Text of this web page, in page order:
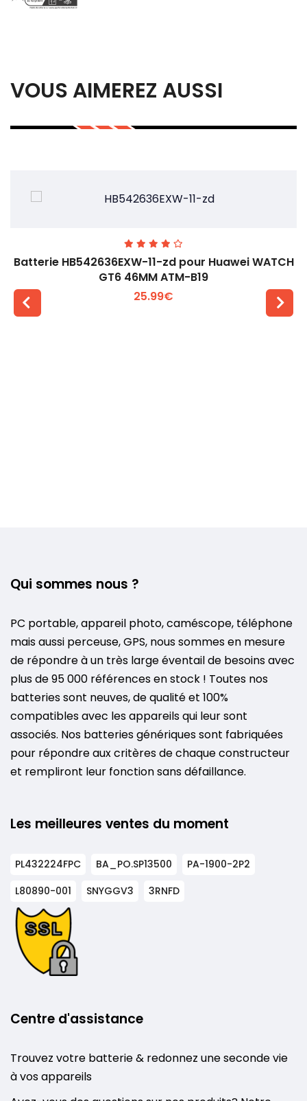
VOUS AIMEREZ AUSSI
Batterie HB542636EXW-11-zd pour Huawei WATCH
GT6 46MM ATM-B19
25.99€
Qui sommes nous ?
PC portable, appareil photo, caméscope, téléphone
mais aussi perceuse, GPS, nous sommes en mesure
de répondre à un très large éventail de besoins avec
plus de 95 000 références en stock ! Toutes nos
batteries sont neuves, de qualité et 100%
compatibles avec les appareils qui leur sont
associés. Nos batteries génériques sont fabriquées
pour répondre aux critères de chaque constructeur
et rempliront leur fonction sans défaillance.
Les meilleures ventes du moment
PL432224FPC BA_PO.SP13500
PA-1900-2P2
L80890-001
SNYGGV3 3RNFD
Centre d'assistance
Trouvez votre batterie & redonnez une seconde vie
à vos appareils